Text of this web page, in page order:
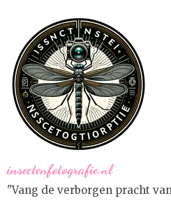
inhoud
(druk
op
Enter)
insectenfotografie.nl
"Vang de verborgen pracht